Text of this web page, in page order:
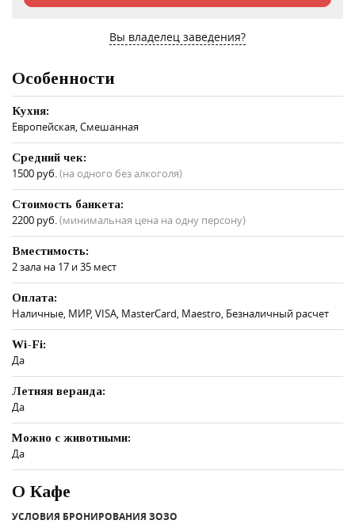
Вы владелец заведения?
Особенности
Кухня:
Европейская, Смешанная
Средний чек:
1500 руб.(на одного без алкоголя)
Стоимость банкета:
2200 руб.(минимальная цена на одну персону)
Вместимость:
2 зала на 17 и 35 мест
Оплата:
Наличные, МИР, VISA, MasterCard, Maestro, Безналичный расчет
Wi-Fi:
Да
Летняя веранда:
Да
Можно с животными:
Да
О Кафе
УСЛОВИЯ БРОНИРОВАНИЯ ЗОЗО